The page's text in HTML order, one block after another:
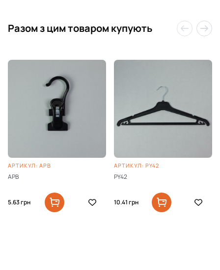
Разом з цим товаром купують
АРТИКУЛ: APB
APB
5.63грн
АРТИКУЛ: PY42
PY42
10.41грн